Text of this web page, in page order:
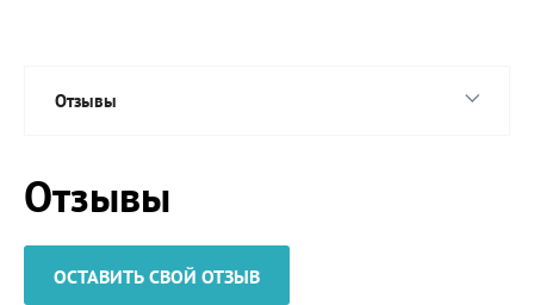
Отзывы
Отзывы
ОСТАВИТЬ СВОЙ ОТЗЫВ